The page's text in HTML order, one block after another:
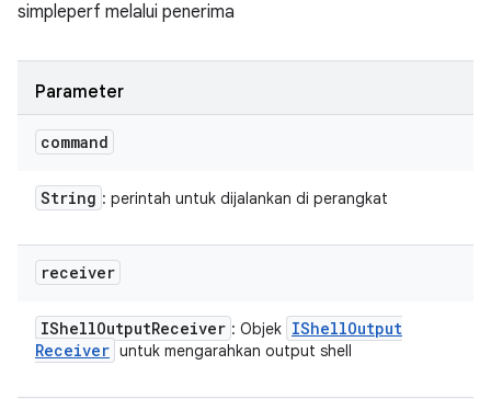
simpleperf melalui penerima
Parameter
command
String : perintah untuk dijalankan di perangkat
receiver
IShellOutputReceiver : Objek IShellOutput
Receiver untuk mengarahkan output shell